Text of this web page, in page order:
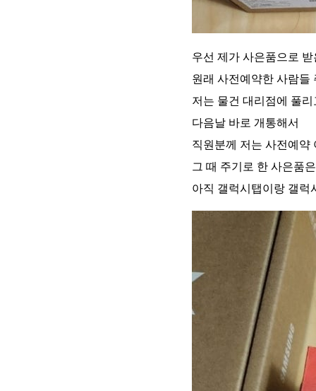
우선 제가 사은품으로
원래 사전예약한 사람들
저는 물건 대리점에 풀리
다음날 바로 개통해서
직원분께 저는 사전예약
그 때 주기로 한 사은품
아직 갤럭시탭이랑 갤럭